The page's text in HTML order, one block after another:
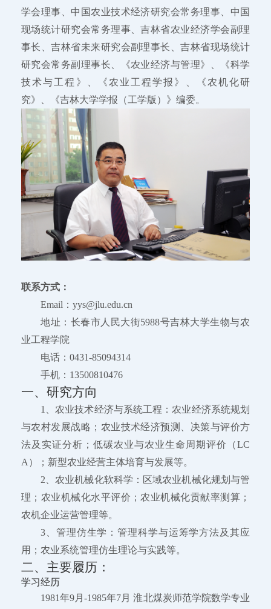
学会理事、中国农业技术经济研究会常务理事、中国
现场统计研究会常务理事、吉林省农业经济学会副理
事长、吉林省未来研究会副理事长、吉林省现场统计
研究会常务副理事长、《农业经济与管理》、《科学
技术与工程》、《农业工程学报》、《农机化研
究》、《吉林大学学报（工学版）》编委。
联系方式：
Email：yys@jlu.edu.cn
地址：长春市人民大街5988号吉林大学生物与农
业工程学院
电话：0431-85094314
手机：13500810476
一、研究方向
1、农业技术经济与系统工程：农业经济系统规划
与农村发展战略；农业技术经济预测、决策与评价方
法及实证分析；低碳农业与农业生命周期评价（LC
A）；新型农业经营主体培育与发展等。
2、农业机械化软科学：区域农业机械化规划与管
理；农业机械化水平评价；农业机械化贡献率测算；
农机企业运营管理等。
3、管理仿生学：管理科学与运筹学方法及其应
用；农业系统管理仿生理论与实践等。
二、主要履历：
学习经历
1981年9月-1985年7月 淮北煤炭师范学院数学专业